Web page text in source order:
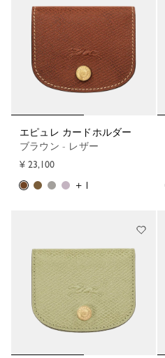
エピュレ カードホルダー
ブラウン - レザー
¥ 23,100
+ 1